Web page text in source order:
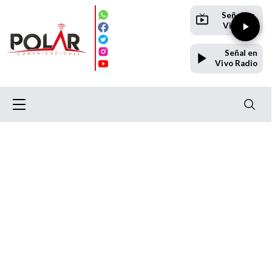
Señal en
Vivo TV
Señal en
Vivo Radio